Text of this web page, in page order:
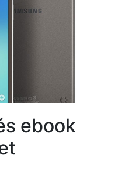
ebook